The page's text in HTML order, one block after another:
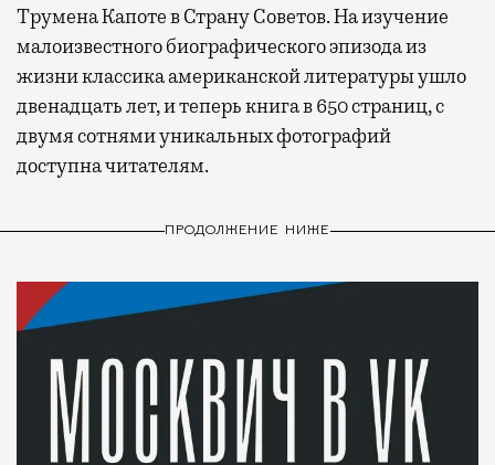
Трумена Капоте в Страну Советов. На изучение
малоизвестного биографического эпизода из
жизни классика американской литературы ушло
двенадцать лет, и теперь книга в 650 страниц, с
двумя сотнями уникальных фотографий
доступна читателям.
ПРОДОЛЖЕНИЕ НИЖЕ